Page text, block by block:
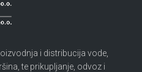
i distribucija vode,
te prikupljanje, odvoz i